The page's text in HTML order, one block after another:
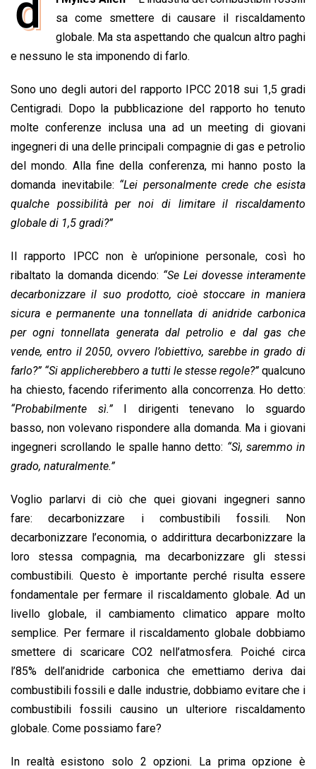
e
o
k
t
s
A
p
e
d
n
e
a
d
i
l
y
L
i
k
n
t
d
sa come smettere di causare il riscaldamento
globale. Ma sta aspettando che qualcun altro paghi
e nessuno le sta imponendo di farlo.
Sono uno degli autori del rapporto IPCC 2018 sui 1,5 gradi
Centigradi. Dopo la pubblicazione del rapporto ho tenuto
molte conferenze inclusa una ad un meeting di giovani
ingegneri di una delle principali compagnie di gas e petrolio
del mondo. Alla fine della conferenza, mi hanno posto la
domanda inevitabile: “Lei personalmente crede che esista
qualche possibilità per noi di limitare il riscaldamento
globale di 1,5 gradi?”
Il rapporto IPCC non è un’opinione personale, così ho
ribaltato la domanda dicendo: “Se Lei dovesse interamente
decarbonizzare il suo prodotto, cioè stoccare in maniera
sicura e permanente una tonnellata di anidride carbonica
per ogni tonnellata generata dal petrolio e dal gas che
vende, entro il 2050, ovvero l’obiettivo, sarebbe in grado di
farlo?” “Si applicherebbero a tutti le stesse regole?”qualcuno
ha chiesto, facendo riferimento alla concorrenza. Ho detto:
“Probabilmente sì.”I dirigenti tenevano lo sguardo
basso, non volevano rispondere alla domanda. Ma i giovani
ingegneri scrollando le spalle hanno detto: “Sì, saremmo in
grado, naturalmente.”
Voglio parlarvi di ciò che quei giovani ingegneri sanno
fare: decarbonizzare i combustibili fossili. Non
decarbonizzare l’economia, o addirittura decarbonizzare la
loro stessa compagnia, ma decarbonizzare gli stessi
combustibili. Questo è importante perché risulta essere
fondamentale per fermare il riscaldamento globale. Ad un
livello globale, il cambiamento climatico appare molto
semplice. Per fermare il riscaldamento globale dobbiamo
smettere di scaricare CO2 nell’atmosfera. Poiché circa
l’85% dell’anidride carbonica che emettiamo deriva dai
combustibili fossili e dalle industrie, dobbiamo evitare che i
combustibili fossili causino un ulteriore riscaldamento
globale. Come possiamo fare?
In realtà esistono solo 2 opzioni. La prima opzione è